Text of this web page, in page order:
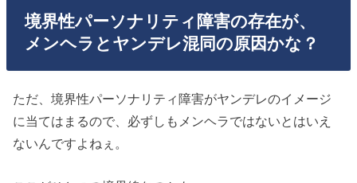
境界性パーソナリティ障害の存在が、
メンヘラとヤンデレ混同の原因かな？
ただ、境界性パーソナリティ障害がヤンデレのイメージ
に当てはまるので、必ずしもメンヘラではないとはいえ
ないんですよねぇ。